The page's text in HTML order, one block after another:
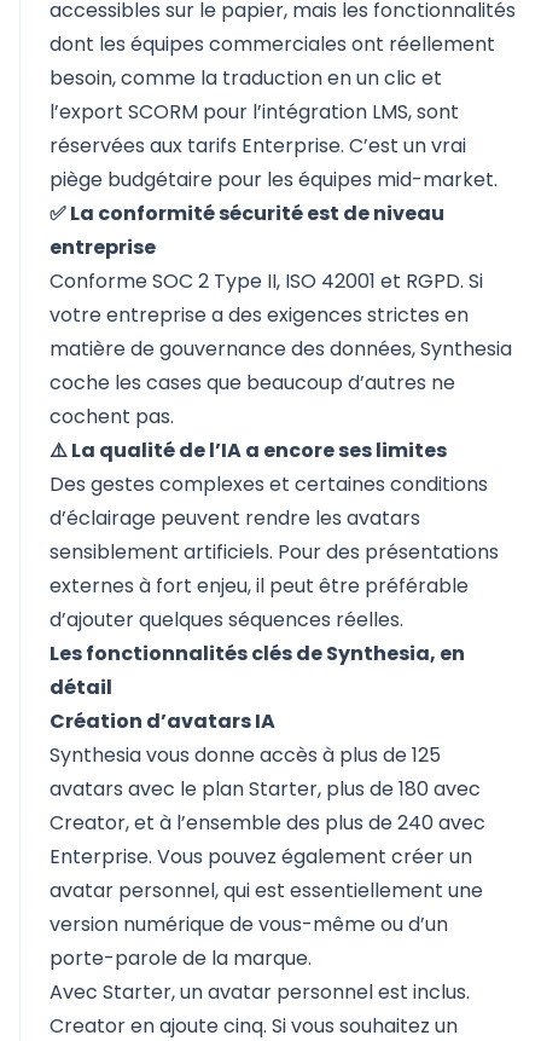
accessibles sur le papier, mais les fonctionnalités
dont les équipes commerciales ont réellement
besoin, comme la traduction en un clic et
l’export SCORM pour l’intégration LMS, sont
réservées aux tarifs Enterprise. C’est un vrai
piège budgétaire pour les équipes mid-market.
✅ La conformité sécurité est de niveau
entreprise
Conforme SOC 2 Type II, ISO 42001 et RGPD. Si
votre entreprise a des exigences strictes en
matière de gouvernance des données, Synthesia
coche les cases que beaucoup d’autres ne
cochent pas.
⚠️ La qualité de l’IA a encore ses limites
Des gestes complexes et certaines conditions
d’éclairage peuvent rendre les avatars
sensiblement artificiels. Pour des présentations
externes à fort enjeu, il peut être préférable
d’ajouter quelques séquences réelles.
Les fonctionnalités clés de Synthesia, en
détail
Création d’avatars IA
Synthesia vous donne accès à plus de 125
avatars avec le plan Starter, plus de 180 avec
Creator, et à l’ensemble des plus de 240 avec
Enterprise. Vous pouvez également créer un
avatar personnel, qui est essentiellement une
version numérique de vous-même ou d’un
porte-parole de la marque.
Avec Starter, un avatar personnel est inclus.
Creator en ajoute cinq. Si vous souhaitez un